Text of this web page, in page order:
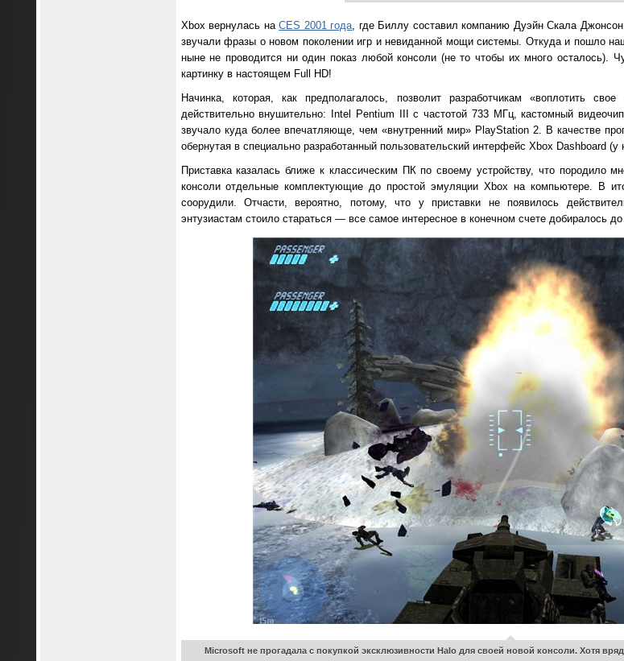
Xbox вернулась наCES 2001 года , где Биллу составил компанию Дуэйн Скала
звучали фразы о новом поколении игр и невиданной мощи системы. Откуда и пошло
ныне не проводится ни один показ любой консоли (не то чтобы их много осталось).
картинку в настоящем Full HD!
Начинка, которая, как предполагалось, позволит разработчикам «воплотить
действительно внушительно: Intel Pentium III с частотой 733 МГц, кастомный
звучало куда более впечатляюще, чем «внутренний мир» PlayStation 2. В качестве
обернутая в специально разработанный пользовательский интерфейс Xbox Dashboard
Приставка казалась ближе к классическим ПК по своему устройству, что породило
консоли отдельные комплектующие до простой эмуляции Xbox на компьютере. В
соорудили. Отчасти, вероятно, потому, что у приставки не появилось
энтузиастам стоило стараться — все самое интересное в конечном счете добиралось
Microsoft не прогадала с покупкой эксклюзивности Halo для своей новой консоли. Хотя